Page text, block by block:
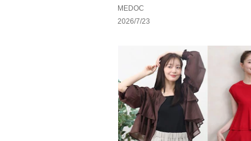
ドローブ。ー
MEDOC
2026/7/23